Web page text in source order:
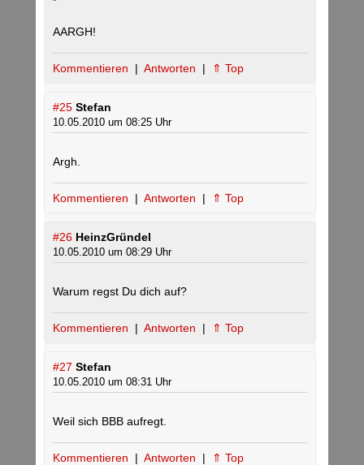
AARGH!
Kommentieren | Antworten | ⇑ Top
#25 Stefan
10.05.2010 um 08:25 Uhr
Argh.
Kommentieren | Antworten | ⇑ Top
#26 HeinzGründel
10.05.2010 um 08:29 Uhr
Warum regst Du dich auf?
Kommentieren | Antworten | ⇑ Top
#27 Stefan
10.05.2010 um 08:31 Uhr
Weil sich BBB aufregt.
Kommentieren | Antworten | ⇑ Top